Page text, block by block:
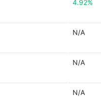
4.92%
N/A
N/A
N/A